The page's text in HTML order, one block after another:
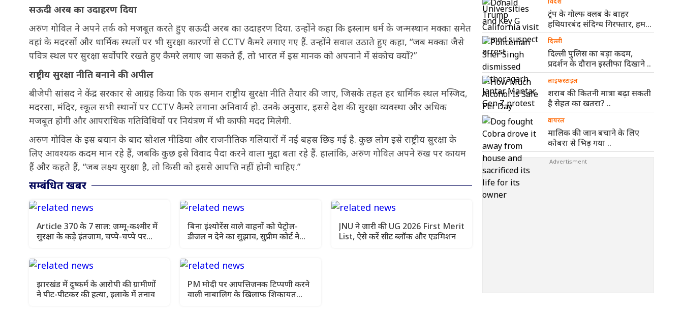
सऊदी अरब का उदाहरण दिया
अरुण गोविल ने अपने तर्क को मजबूत करते हुए सऊदी अरब का उदाहरण दिया. उन्होंने कहा कि इस्लाम धर्म के जन्मस्थान मक्का समेत
वहां के मदरसों और धार्मिक स्थलों पर भी सुरक्षा कारणों से CCTV कैमरे लगाए गए हैं. उन्होंने सवाल उठाते हुए कहा, “जब मक्का जैसे
पवित्र स्थल पर सुरक्षा सर्वोपरि रखते हुए कैमरे लगाए जा सकते हैं, तो भारत में इस मानक को अपनाने में संकोच क्यों?”
राष्ट्रीय सुरक्षा नीति बनाने की अपील
बीजेपी सांसद ने केंद्र सरकार से आग्रह किया कि एक समान राष्ट्रीय सुरक्षा नीति तैयार की जाए, जिसके तहत हर धार्मिक स्थल मस्जिद,
मदरसा, मंदिर, स्कूल सभी स्थानों पर CCTV कैमरे लगाना अनिवार्य हो. उनके अनुसार, इससे देश की सुरक्षा व्यवस्था और अधिक
मजबूत होगी और आपराधिक गतिविधियों पर नियंत्रण में भी काफी मदद मिलेगी.
अरुण गोविल के इस बयान के बाद सोशल मीडिया और राजनीतिक गलियारों में नई बहस छिड़ गई है. कुछ लोग इसे राष्ट्रीय सुरक्षा के
लिए आवश्यक कदम मान रहे हैं, जबकि कुछ इसे विवाद पैदा करने वाला मुद्दा बता रहे हैं. हालांकि, अरुण गोविल अपने रुख पर कायम
हैं और कहते हैं, “जब लक्ष्य सुरक्षा है, तो किसी को इससे आपत्ति नहीं होनी चाहिए.”
सम्बंधित खबर
Article 370 के 7 साल: जम्मू-कश्मीर में
सुरक्षा के कड़े इंतजाम, चप्पे-चप्पे पर
बिना इंश्योरेंस वाले वाहनों को पेट्रोल-
डीजल न देने का सुझाव, सुप्रीम कोर्ट ने
JNU ने जारी की UG 2026 First Merit
List, ऐसे करें सीट ब्लॉक और एडमिशन
झारखंड में दुष्कर्म के आरोपी की ग्रामीणों
ने पीट-पीटकर की हत्या, इलाके में तनाव
PM मोदी पर आपत्तिजनक टिप्पणी करने
वाली नाबालिग के खिलाफ शिकायत
ट्रंप के गोल्फ क्लब के बाहर
हथियारबंद संदिग्ध गिरफ्तार, हमले
..
दिल्ली
दिल्ली पुलिस का बड़ा कदम,
प्रदर्शन के दौरान इस्तीफा दिखाने ..
लाइफस्टाइल
शराब की कितनी मात्रा बढ़ा सकती
है सेहत का खतरा? ..
वायरल
मालिक की जान बचाने के लिए
कोबरा से भिड़ गया ..